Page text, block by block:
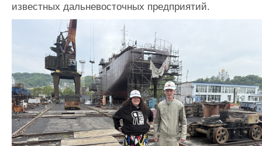
известных дальневосточных предприятий.